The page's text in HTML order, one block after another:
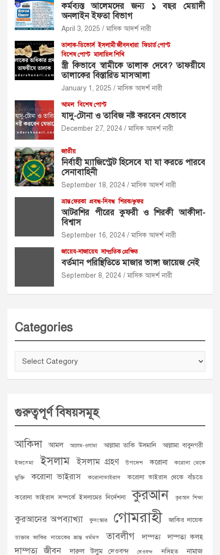
কর্মব্যস্ত আলেমদের জন্য ১ বছর মেয়াদী
অনলাইন ইফতা বিভাগ
April 3, 2025 মাসিক আদর্শ নারী
তালাক-ডিভোর্স ইসলামী জীবনধারা ফিচার্ড পোস্ট
বিশেষ পোস্ট মাসায়িল শিখি
স্ত্রী কিভাবে স্বামীকে তালাক দেবে? তাফয়ীযে
তালাকের বিস্তারিত মাসআলা
January 1, 2025 মাসিক আদর্শ নারী
আমল বিশেষ পোস্ট
যাদু-টোনা ও তাবিজ নষ্ট করবেন যেভাবে
December 27, 2024 মাসিক আদর্শ নারী
জাতীয়
নির্বাহী ম্যাজিস্ট্রেট হিসেবে যা যা করতে পারবে
সেনাবাহিনী
September 18, 2024 মাসিক আদর্শ নারী
ভ্রান্ত ফেরকা প্রবন্ধ-নিবন্ধ শিরক/কুফর
আটরশির পীরের কুফরী ও শিরকী আকীদা-
বিশ্বাস
September 16, 2024 মাসিক আদর্শ নারী
জায়েয-নাজায়েয সাম্প্রতিক প্রেক্ষিত
বর্তমান পরিস্থিতিতে মাজার ভাঙ্গা জায়েজ নেই
September 8, 2024 মাসিক আদর্শ নারী
Categories
Categories
গুরুত্বপূর্ণ বিষয়সমূহ
আকিদা আমল আলেম-ওলামা আল্লামা তাকি উসমানি আল্লামা বাবুনগরী
ইজতেমা ইসলাম ইসলাম গ্রহণ উপদেশ করোনা করোনা থেকে
মুক্তি করোনা ভাইরাস করোনাভাইরাস করোনা ভাইরাস থেকে বাঁচতে
করোনা ভাইরাস সম্পর্কে ইসলামের নির্দেশনা কুরআন কুরআন শিক্ষা
কুরআনের অপব্যাখ্যা কুসংস্কার গোমরাহী জাকির নায়েক
ডাক্তার জাকির নায়েকের ভ্রান্ত ধর্মমত তাবলীগ দাম্পত্য দাম্পত্য কলহ
দাম্পত্য জীবন দারুল উলুম দেওবন্দ দেওবন্দ নসিহত নামাজ